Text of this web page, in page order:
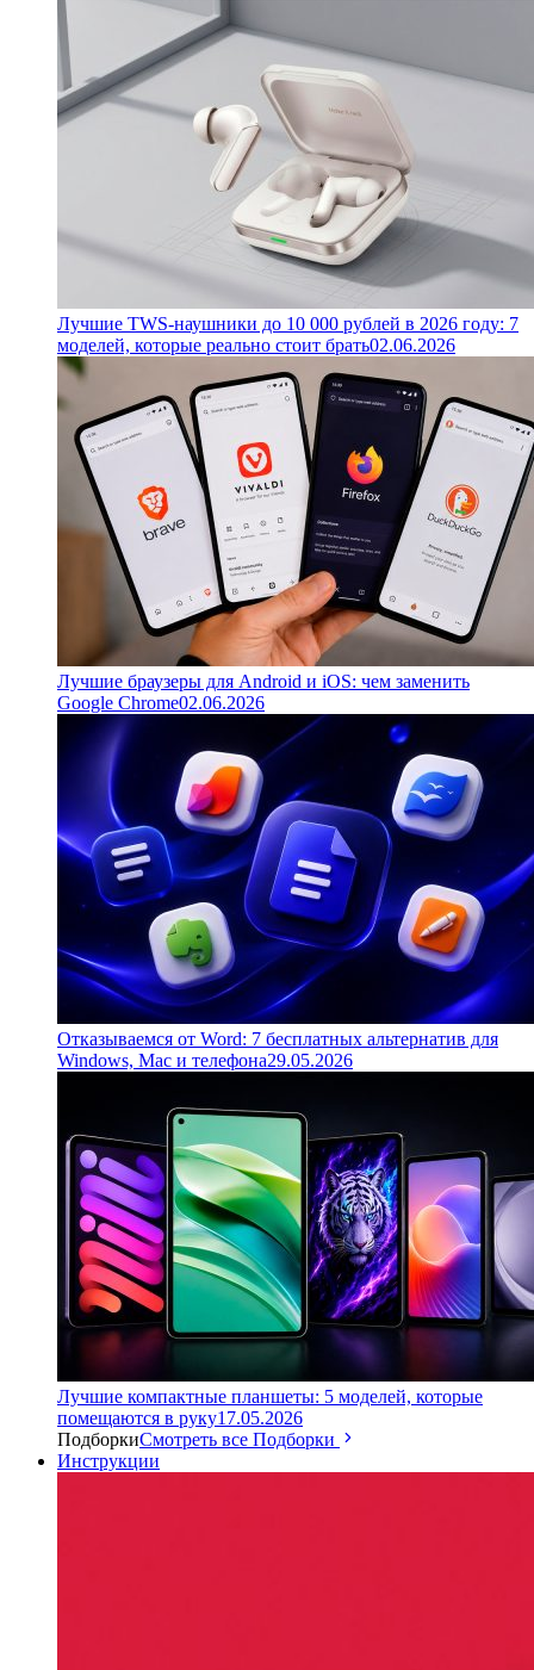
Лучшие TWS-наушники до 10 000 рублей в 2026 году: 7
моделей, которые реально стоит брать02.06.2026
Лучшие браузеры для Android и iOS: чем заменить
Google Chrome02.06.2026
Отказываемся от Word: 7 бесплатных альтернатив для
Windows, Mac и телефона29.05.2026
Лучшие компактные планшеты: 5 моделей, которые
помещаются в руку17.05.2026
ПодборкиСмотреть все Подборки
Инструкции